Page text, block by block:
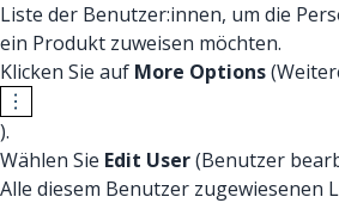
Liste der Benutzer:innen, um die
ein Produkt zuweisen möchten.
Klicken Sie auf More Options
).
Wählen Sie Edit User(Benutzer
Alle diesem Benutzer zugewiesenen